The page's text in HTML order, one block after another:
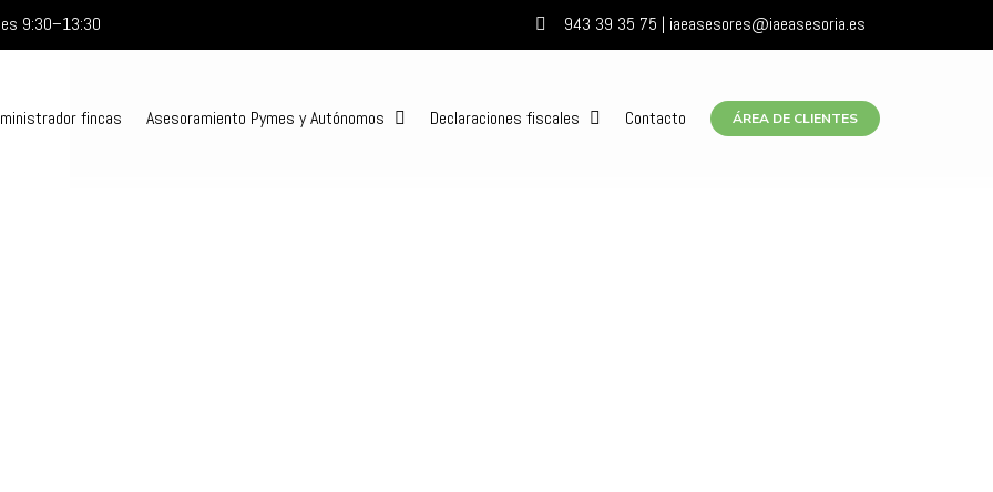
9:30–13:30 943 39 35 75 | iaeasesores@iaeasesoria.es
fincas Asesoramiento Pymes y Autónomos Declaraciones fiscales Contacto ÁREA DE CLIENTES